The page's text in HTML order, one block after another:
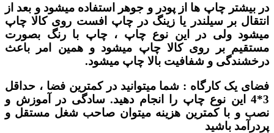
در بیشتر چاپ ها از پودر و جوهر استفاده میشود و بعد از
انتقال بر سیلندر یا زینگ در چاپ افست روی کالا چاپ
میشود ولی در این نوع چاپ ، چاپ با رنگ بصورت
مستقیم بر روی کالا چاپ میشود و همین امر باعث
درخشندگی و شفافیت بالا چاپ میشود.
فضای یک کارگاه : شما میتوانید در کمترین فضا ، حداقل
3*4 این نوع چاپ را انجام دهید. سادگی در آموزش و
نصب و با کمترین هزینه میتوان صاحب شغل مستقل و
پردرآمد باشید